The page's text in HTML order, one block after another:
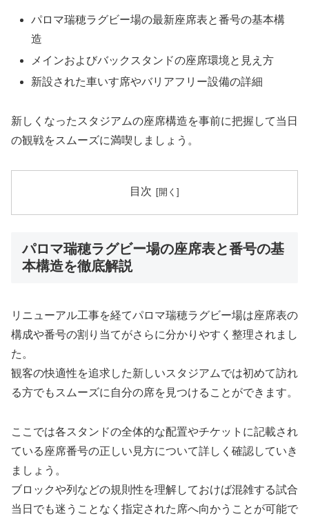
パロマ瑞穂ラグビー場の最新座席表と番号の基本構
造
メインおよびバックスタンドの座席環境と見え方
新設された車いす席やバリアフリー設備の詳細
新しくなったスタジアムの座席構造を事前に把握して当日
の観戦をスムーズに満喫しましょう。
目次
パロマ瑞穂ラグビー場の座席表と番号の基
本構造を徹底解説
リニューアル工事を経てパロマ瑞穂ラグビー場は座席表の
構成や番号の割り当てがさらに分かりやすく整理されまし
た。
観客の快適性を追求した新しいスタジアムでは初めて訪れ
る方でもスムーズに自分の席を見つけることができます。
ここでは各スタンドの全体的な配置やチケットに記載され
ている座席番号の正しい見方について詳しく確認していき
ましょう。
ブロックや列などの規則性を理解しておけば混雑する試合
当日でも迷うことなく指定された席へ向かうことが可能で